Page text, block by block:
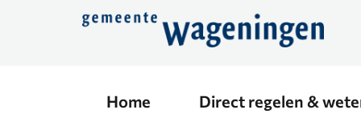
Home Direct regelen &